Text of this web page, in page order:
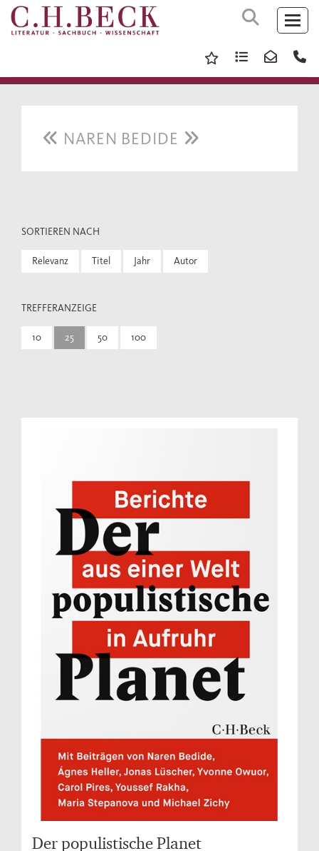
NAREN BEDIDE
SORTIEREN NACH
Relevanz Titel Jahr Autor
TREFFERANZEIGE
10 25 50 100
Der populistische Planet